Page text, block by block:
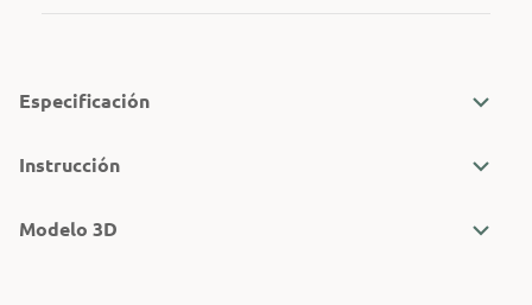
Especificación
Instrucción
Modelo 3D